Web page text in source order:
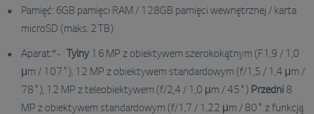
Pamięć: 6GB pamięci RAM / 128GB pamięci wewnętrznej / karta
microSD (maks. 2 TB)
Aparat:*- Tylny 16 MP z obiektywem szerokokątnym (F1,9 / 1,0
μm / 107˚), 12 MP z obiektywem standardowym (f/1,5 / 1,4 μm /
78˚), 12 MP z teleobiektywem (f/2,4 / 1,0 μm / 45˚) Przedni 8
MP z obiektywem standardowym (f/1,7 / 1,22 μm / 80˚ z funkcją